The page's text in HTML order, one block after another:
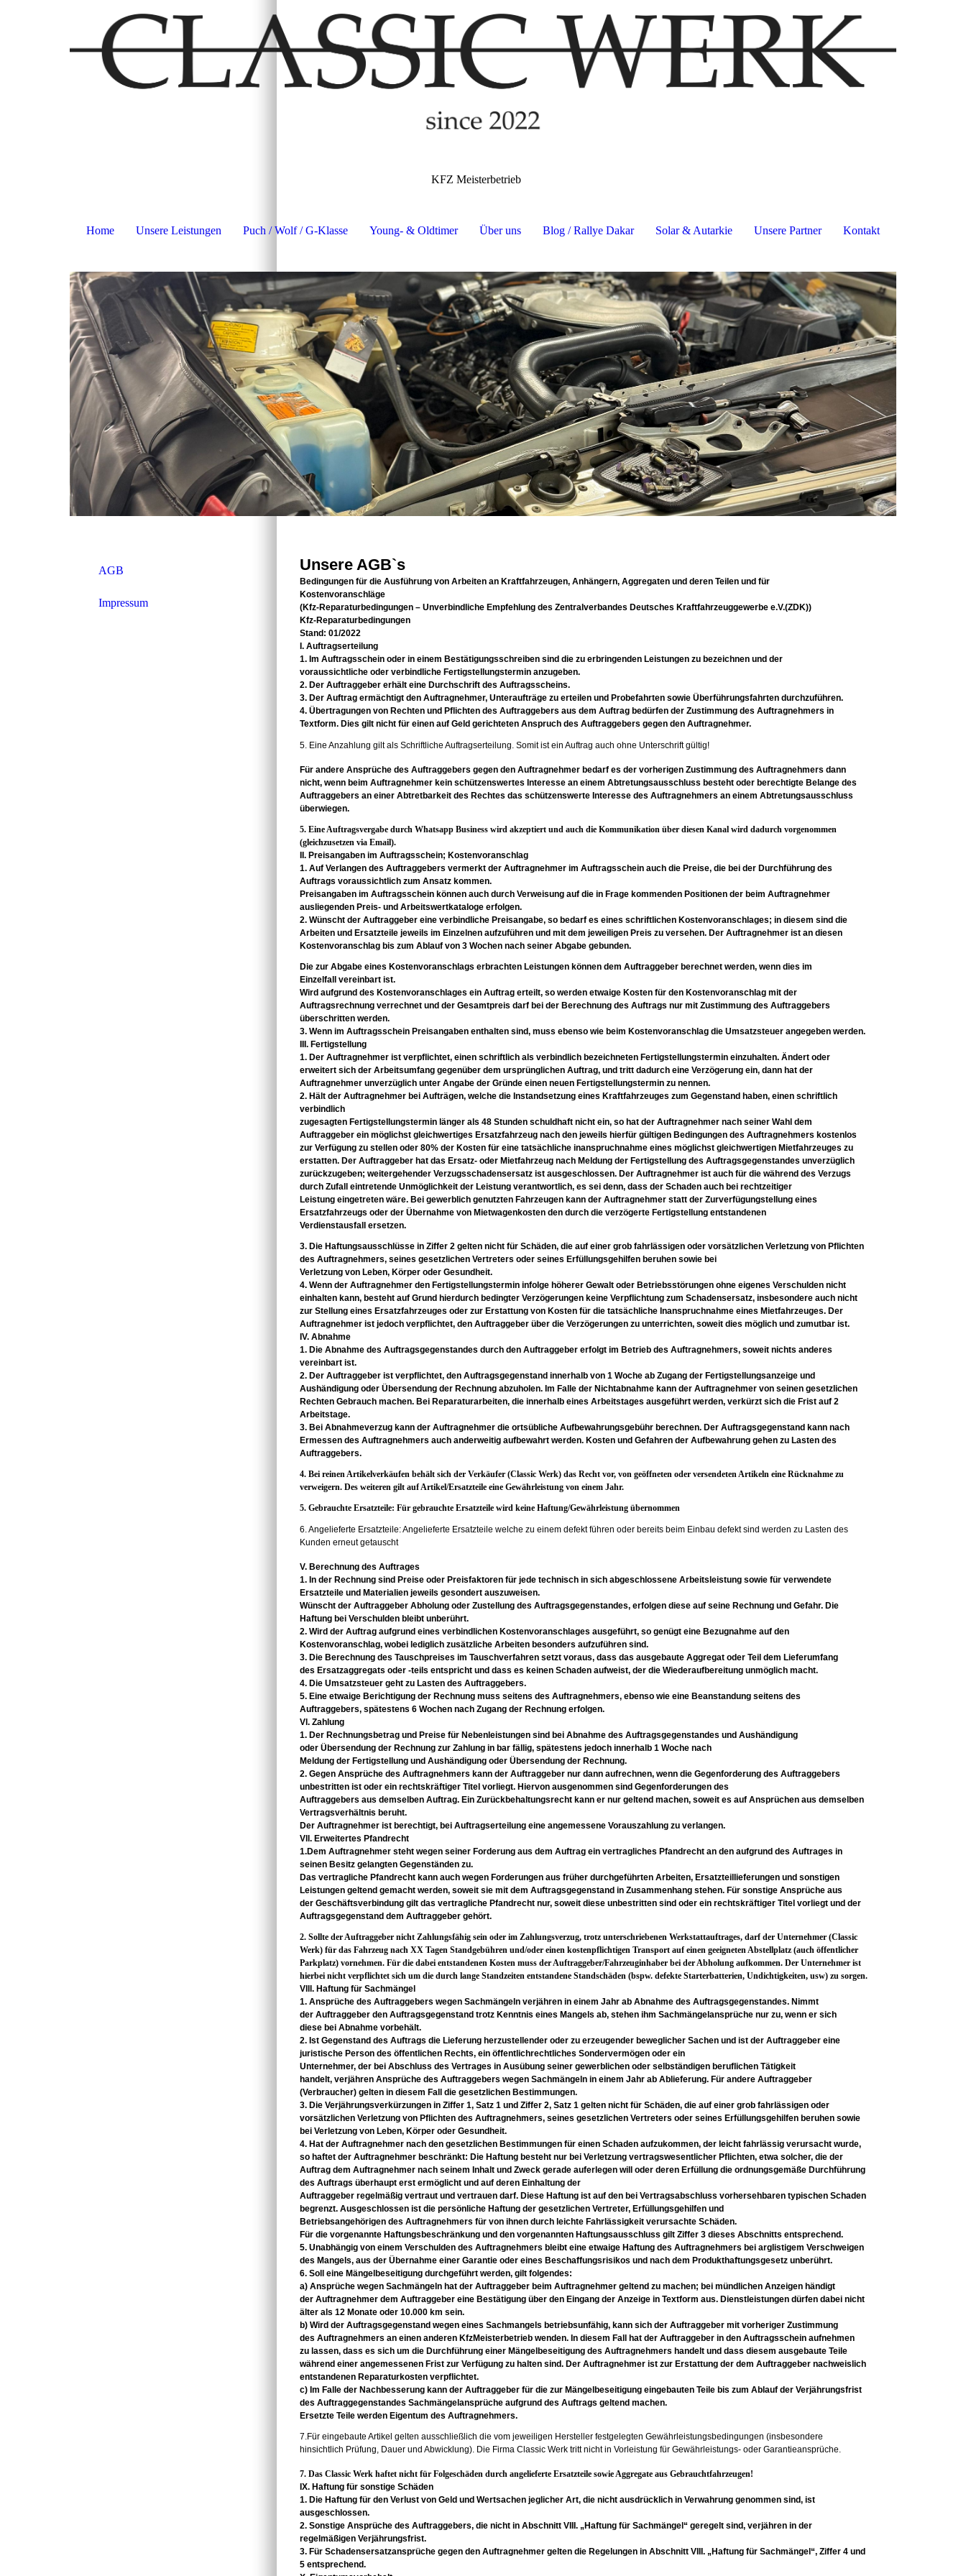
KFZ Meisterbetrieb
Home Unsere Leistungen Puch / Wolf / G-Klasse Young- & Oldtimer Über uns Blog / Rallye Dakar Solar & Autarkie Unsere Partner Kontakt
AGB
Impressum
Unsere AGB`s
Bedingungen für die Ausführung von Arbeiten an Kraftfahrzeugen, Anhängern, Aggregaten und deren Teilen und für
Kostenvoranschläge
(Kfz-Reparaturbedingungen – Unverbindliche Empfehlung des Zentralverbandes Deutsches Kraftfahrzeuggewerbe e.V.(ZDK))
Kfz-Reparaturbedingungen
Stand: 01/2022
I. Auftragserteilung
1. Im Auftragsschein oder in einem Bestätigungsschreiben sind die zu erbringenden Leistungen zu bezeichnen und der
voraussichtliche oder verbindliche Fertigstellungstermin anzugeben.
2. Der Auftraggeber erhält eine Durchschrift des Auftragsscheins.
3. Der Auftrag ermächtigt den Auftragnehmer, Unteraufträge zu erteilen und Probefahrten sowie Überführungsfahrten durchzuführen.
4. Übertragungen von Rechten und Pflichten des Auftraggebers aus dem Auftrag bedürfen der Zustimmung des Auftragnehmers in
Textform. Dies gilt nicht für einen auf Geld gerichteten Anspruch des Auftraggebers gegen den Auftragnehmer.
5. Eine Anzahlung gilt als Schriftliche Auftragserteilung. Somit ist ein Auftrag auch ohne Unterschrift gültig!
Für andere Ansprüche des Auftraggebers gegen den Auftragnehmer bedarf es der vorherigen Zustimmung des Auftragnehmers dann
nicht, wenn beim Auftragnehmer kein schützenswertes Interesse an einem Abtretungsausschluss besteht oder berechtigte Belange des
Auftraggebers an einer Abtretbarkeit des Rechtes das schützenswerte Interesse des Auftragnehmers an einem Abtretungsausschluss
überwiegen.
5. Eine Auftragsvergabe durch Whatsapp Business wird akzeptiert und auch die Kommunikation über diesen Kanal wird dadurch vorgenommen
(gleichzusetzen via Email).
II. Preisangaben im Auftragsschein; Kostenvoranschlag
1. Auf Verlangen des Auftraggebers vermerkt der Auftragnehmer im Auftragsschein auch die Preise, die bei der Durchführung des
Auftrags voraussichtlich zum Ansatz kommen.
Preisangaben im Auftragsschein können auch durch Verweisung auf die in Frage kommenden Positionen der beim Auftragnehmer
ausliegenden Preis- und Arbeitswertkataloge erfolgen.
2. Wünscht der Auftraggeber eine verbindliche Preisangabe, so bedarf es eines schriftlichen Kostenvoranschlages; in diesem sind die
Arbeiten und Ersatzteile jeweils im Einzelnen aufzuführen und mit dem jeweiligen Preis zu versehen. Der Auftragnehmer ist an diesen
Kostenvoranschlag bis zum Ablauf von 3 Wochen nach seiner Abgabe gebunden.
Die zur Abgabe eines Kostenvoranschlags erbrachten Leistungen können dem Auftraggeber berechnet werden, wenn dies im
Einzelfall vereinbart ist.
Wird aufgrund des Kostenvoranschlages ein Auftrag erteilt, so werden etwaige Kosten für den Kostenvoranschlag mit der
Auftragsrechnung verrechnet und der Gesamtpreis darf bei der Berechnung des Auftrags nur mit Zustimmung des Auftraggebers
überschritten werden.
3. Wenn im Auftragsschein Preisangaben enthalten sind, muss ebenso wie beim Kostenvoranschlag die Umsatzsteuer angegeben werden.
III. Fertigstellung
1. Der Auftragnehmer ist verpflichtet, einen schriftlich als verbindlich bezeichneten Fertigstellungstermin einzuhalten. Ändert oder
erweitert sich der Arbeitsumfang gegenüber dem ursprünglichen Auftrag, und tritt dadurch eine Verzögerung ein, dann hat der
Auftragnehmer unverzüglich unter Angabe der Gründe einen neuen Fertigstellungstermin zu nennen.
2. Hält der Auftragnehmer bei Aufträgen, welche die Instandsetzung eines Kraftfahrzeuges zum Gegenstand haben, einen schriftlich
verbindlich
zugesagten Fertigstellungstermin länger als 48 Stunden schuldhaft nicht ein, so hat der Auftragnehmer nach seiner Wahl dem
Auftraggeber ein möglichst gleichwertiges Ersatzfahrzeug nach den jeweils hierfür gültigen Bedingungen des Auftragnehmers kostenlos
zur Verfügung zu stellen oder 80% der Kosten für eine tatsächliche inanspruchnahme eines möglichst gleichwertigen Mietfahrzeuges zu
erstatten. Der Auftraggeber hat das Ersatz- oder Mietfahrzeug nach Meldung der Fertigstellung des Auftragsgegenstandes unverzüglich
zurückzugeben; weitergehender Verzugsschadensersatz ist ausgeschlossen. Der Auftragnehmer ist auch für die während des Verzugs
durch Zufall eintretende Unmöglichkeit der Leistung verantwortlich, es sei denn, dass der Schaden auch bei rechtzeitiger
Leistung eingetreten wäre. Bei gewerblich genutzten Fahrzeugen kann der Auftragnehmer statt der Zurverfügungstellung eines
Ersatzfahrzeugs oder der Übernahme von Mietwagenkosten den durch die verzögerte Fertigstellung entstandenen
Verdienstausfall ersetzen.
3. Die Haftungsausschlüsse in Ziffer 2 gelten nicht für Schäden, die auf einer grob fahrlässigen oder vorsätzlichen Verletzung von Pflichten
des Auftragnehmers, seines gesetzlichen Vertreters oder seines Erfüllungsgehilfen beruhen sowie bei
Verletzung von Leben, Körper oder Gesundheit.
4. Wenn der Auftragnehmer den Fertigstellungstermin infolge höherer Gewalt oder Betriebsstörungen ohne eigenes Verschulden nicht
einhalten kann, besteht auf Grund hierdurch bedingter Verzögerungen keine Verpflichtung zum Schadensersatz, insbesondere auch nicht
zur Stellung eines Ersatzfahrzeuges oder zur Erstattung von Kosten für die tatsächliche Inanspruchnahme eines Mietfahrzeuges. Der
Auftragnehmer ist jedoch verpflichtet, den Auftraggeber über die Verzögerungen zu unterrichten, soweit dies möglich und zumutbar ist.
IV. Abnahme
1. Die Abnahme des Auftragsgegenstandes durch den Auftraggeber erfolgt im Betrieb des Auftragnehmers, soweit nichts anderes
vereinbart ist.
2. Der Auftraggeber ist verpflichtet, den Auftragsgegenstand innerhalb von 1 Woche ab Zugang der Fertigstellungsanzeige und
Aushändigung oder Übersendung der Rechnung abzuholen. Im Falle der Nichtabnahme kann der Auftragnehmer von seinen gesetzlichen
Rechten Gebrauch machen. Bei Reparaturarbeiten, die innerhalb eines Arbeitstages ausgeführt werden, verkürzt sich die Frist auf 2
Arbeitstage.
3. Bei Abnahmeverzug kann der Auftragnehmer die ortsübliche Aufbewahrungsgebühr berechnen. Der Auftragsgegenstand kann nach
Ermessen des Auftragnehmers auch anderweitig aufbewahrt werden. Kosten und Gefahren der Aufbewahrung gehen zu Lasten des
Auftraggebers.
4. Bei reinen Artikelverkäufen behält sich der Verkäufer (Classic Werk) das Recht vor, von geöffneten oder versendeten Artikeln eine Rücknahme zu
verweigern. Des weiteren gilt auf Artikel/Ersatzteile eine Gewährleistung von einem Jahr.
5. Gebrauchte Ersatzteile: Für gebrauchte Ersatzteile wird keine Haftung/Gewährleistung übernommen
6. Angelieferte Ersatzteile: Angelieferte Ersatzteile welche zu einem defekt führen oder bereits beim Einbau defekt sind werden zu Lasten des
Kunden erneut getauscht
V. Berechnung des Auftrages
1. In der Rechnung sind Preise oder Preisfaktoren für jede technisch in sich abgeschlossene Arbeitsleistung sowie für verwendete
Ersatzteile und Materialien jeweils gesondert auszuweisen.
Wünscht der Auftraggeber Abholung oder Zustellung des Auftragsgegenstandes, erfolgen diese auf seine Rechnung und Gefahr. Die
Haftung bei Verschulden bleibt unberührt.
2. Wird der Auftrag aufgrund eines verbindlichen Kostenvoranschlages ausgeführt, so genügt eine Bezugnahme auf den
Kostenvoranschlag, wobei lediglich zusätzliche Arbeiten besonders aufzuführen sind.
3. Die Berechnung des Tauschpreises im Tauschverfahren setzt voraus, dass das ausgebaute Aggregat oder Teil dem Lieferumfang
des Ersatzaggregats oder -teils entspricht und dass es keinen Schaden aufweist, der die Wiederaufbereitung unmöglich macht.
4. Die Umsatzsteuer geht zu Lasten des Auftraggebers.
5. Eine etwaige Berichtigung der Rechnung muss seitens des Auftragnehmers, ebenso wie eine Beanstandung seitens des
Auftraggebers, spätestens 6 Wochen nach Zugang der Rechnung erfolgen.
Vl. Zahlung
1. Der Rechnungsbetrag und Preise für Nebenleistungen sind bei Abnahme des Auftragsgegenstandes und Aushändigung
oder Übersendung der Rechnung zur Zahlung in bar fällig, spätestens jedoch innerhalb 1 Woche nach
Meldung der Fertigstellung und Aushändigung oder Übersendung der Rechnung.
2. Gegen Ansprüche des Auftragnehmers kann der Auftraggeber nur dann aufrechnen, wenn die Gegenforderung des Auftraggebers
unbestritten ist oder ein rechtskräftiger Titel vorliegt. Hiervon ausgenommen sind Gegenforderungen des
Auftraggebers aus demselben Auftrag. Ein Zurückbehaltungsrecht kann er nur geltend machen, soweit es auf Ansprüchen aus demselben
Vertragsverhältnis beruht.
Der Auftragnehmer ist berechtigt, bei Auftragserteilung eine angemessene Vorauszahlung zu verlangen.
Vll. Erweitertes Pfandrecht
1.Dem Auftragnehmer steht wegen seiner Forderung aus dem Auftrag ein vertragliches Pfandrecht an den aufgrund des Auftrages in
seinen Besitz gelangten Gegenständen zu.
Das vertragliche Pfandrecht kann auch wegen Forderungen aus früher durchgeführten Arbeiten, Ersatzteillieferungen und sonstigen
Leistungen geltend gemacht werden, soweit sie mit dem Auftragsgegenstand in Zusammenhang stehen. Für sonstige Ansprüche aus
der Geschäftsverbindung gilt das vertragliche Pfandrecht nur, soweit diese unbestritten sind oder ein rechtskräftiger Titel vorliegt und der
Auftragsgegenstand dem Auftraggeber gehört.
2. Sollte der Auftraggeber nicht Zahlungsfähig sein oder im Zahlungsverzug, trotz unterschriebenen Werkstattauftrages, darf der Unternehmer (Classic
Werk) für das Fahrzeug nach XX Tagen Standgebühren und/oder einen kostenpflichtigen Transport auf einen geeigneten Abstellplatz (auch öffentlicher
Parkplatz) vornehmen. Für die dabei entstandenen Kosten muss der Auftraggeber/Fahrzeuginhaber bei der Abholung aufkommen. Der Unternehmer ist
hierbei nicht verpflichtet sich um die durch lange Standzeiten entstandene Standschäden (bspw. defekte Starterbatterien, Undichtigkeiten, usw) zu sorgen.
Vlll. Haftung für Sachmängel
1. Ansprüche des Auftraggebers wegen Sachmängeln verjähren in einem Jahr ab Abnahme des Auftragsgegenstandes. Nimmt
der Auftraggeber den Auftragsgegenstand trotz Kenntnis eines Mangels ab, stehen ihm Sachmängelansprüche nur zu, wenn er sich
diese bei Abnahme vorbehält.
2. Ist Gegenstand des Auftrags die Lieferung herzustellender oder zu erzeugender beweglicher Sachen und ist der Auftraggeber eine
juristische Person des öffentlichen Rechts, ein öffentlichrechtliches Sondervermögen oder ein
Unternehmer, der bei Abschluss des Vertrages in Ausübung seiner gewerblichen oder selbständigen beruflichen Tätigkeit
handelt, verjähren Ansprüche des Auftraggebers wegen Sachmängeln in einem Jahr ab Ablieferung. Für andere Auftraggeber
(Verbraucher) gelten in diesem Fall die gesetzlichen Bestimmungen.
3. Die Verjährungsverkürzungen in Ziffer 1, Satz 1 und Ziffer 2, Satz 1 gelten nicht für Schäden, die auf einer grob fahrlässigen oder
vorsätzlichen Verletzung von Pflichten des Auftragnehmers, seines gesetzlichen Vertreters oder seines Erfüllungsgehilfen beruhen sowie
bei Verletzung von Leben, Körper oder Gesundheit.
4. Hat der Auftragnehmer nach den gesetzlichen Bestimmungen für einen Schaden aufzukommen, der leicht fahrlässig verursacht wurde,
so haftet der Auftragnehmer beschränkt: Die Haftung besteht nur bei Verletzung vertragswesentlicher Pflichten, etwa solcher, die der
Auftrag dem Auftragnehmer nach seinem Inhalt und Zweck gerade auferlegen will oder deren Erfüllung die ordnungsgemäße Durchführung
des Auftrags überhaupt erst ermöglicht und auf deren Einhaltung der
Auftraggeber regelmäßig vertraut und vertrauen darf. Diese Haftung ist auf den bei Vertragsabschluss vorhersehbaren typischen Schaden
begrenzt. Ausgeschlossen ist die persönliche Haftung der gesetzlichen Vertreter, Erfüllungsgehilfen und
Betriebsangehörigen des Auftragnehmers für von ihnen durch leichte Fahrlässigkeit verursachte Schäden.
Für die vorgenannte Haftungsbeschränkung und den vorgenannten Haftungsausschluss gilt Ziffer 3 dieses Abschnitts entsprechend.
5. Unabhängig von einem Verschulden des Auftragnehmers bleibt eine etwaige Haftung des Auftragnehmers bei arglistigem Verschweigen
des Mangels, aus der Übernahme einer Garantie oder eines Beschaffungsrisikos und nach dem Produkthaftungsgesetz unberührt.
6. Soll eine Mängelbeseitigung durchgeführt werden, gilt folgendes:
a) Ansprüche wegen Sachmängeln hat der Auftraggeber beim Auftragnehmer geltend zu machen; bei mündlichen Anzeigen händigt
der Auftragnehmer dem Auftraggeber eine Bestätigung über den Eingang der Anzeige in Textform aus. Dienstleistungen dürfen dabei nicht
älter als 12 Monate oder 10.000 km sein.
b) Wird der Auftragsgegenstand wegen eines Sachmangels betriebsunfähig, kann sich der Auftraggeber mit vorheriger Zustimmung
des Auftragnehmers an einen anderen KfzMeisterbetrieb wenden. In diesem Fall hat der Auftraggeber in den Auftragsschein aufnehmen
zu lassen, dass es sich um die Durchführung einer Mängelbeseitigung des Auftragnehmers handelt und dass diesem ausgebaute Teile
während einer angemessenen Frist zur Verfügung zu halten sind. Der Auftragnehmer ist zur Erstattung der dem Auftraggeber nachweislich
entstandenen Reparaturkosten verpflichtet.
c) Im Falle der Nachbesserung kann der Auftraggeber für die zur Mängelbeseitigung eingebauten Teile bis zum Ablauf der Verjährungsfrist
des Auftraggegenstandes Sachmängelansprüche aufgrund des Auftrags geltend machen.
Ersetzte Teile werden Eigentum des Auftragnehmers.
7.Für eingebaute Artikel gelten ausschließlich die vom jeweiligen Hersteller festgelegten Gewährleistungsbedingungen (insbesondere
hinsichtlich Prüfung, Dauer und Abwicklung). Die Firma Classic Werk tritt nicht in Vorleistung für Gewährleistungs- oder Garantieansprüche.
7. Das Classic Werk haftet nicht für Folgeschäden durch angelieferte Ersatzteile sowie Aggregate aus Gebrauchtfahrzeugen!
IX. Haftung für sonstige Schäden
1. Die Haftung für den Verlust von Geld und Wertsachen jeglicher Art, die nicht ausdrücklich in Verwahrung genommen sind, ist
ausgeschlossen.
2. Sonstige Ansprüche des Auftraggebers, die nicht in Abschnitt VIII. „Haftung für Sachmängel“ geregelt sind, verjähren in der
regelmäßigen Verjährungsfrist.
3. Für Schadensersatzansprüche gegen den Auftragnehmer gelten die Regelungen in Abschnitt VIII. „Haftung für Sachmängel“, Ziffer 4 und
5 entsprechend.